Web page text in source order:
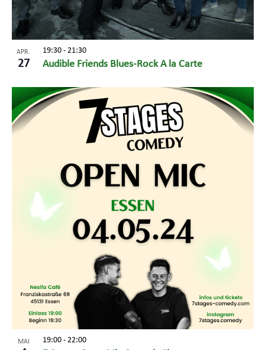
APR.
27 Audible Friends Blues-Rock A la Carte
19:30 - 21:30
MAI 19:00 - 22:00